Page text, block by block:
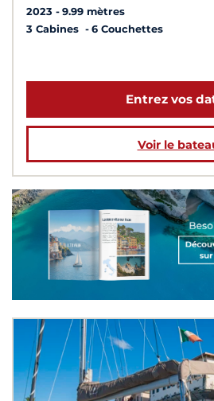
2023
9.99 mètres
3 Cabines
6 Couchettes
Entrez vos
Voir le